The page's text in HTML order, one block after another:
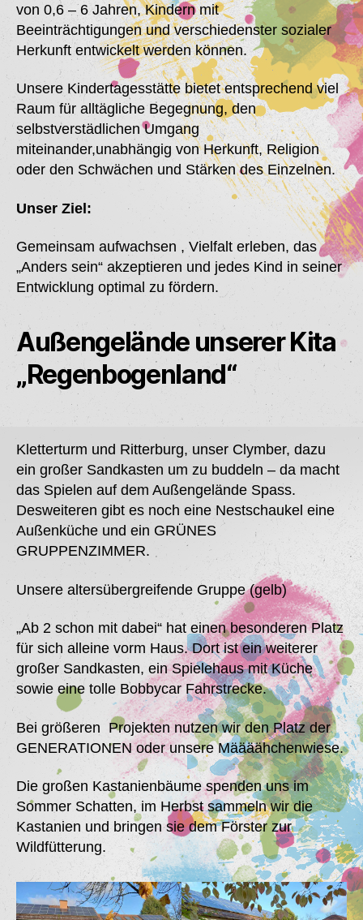
von 0,6 – 6 Jahren, Kindern mit
Beeinträchtigungen und verschiedenster sozialer
Herkunft entwickelt werden können.
Unsere Kindertagesstätte bietet entsprechend viel
Raum für alltägliche Begegnung, den
selbstverstädlichen Umgang
miteinander,unabhängig von Herkunft, Religion
oder den Schwächen und Stärken des Einzelnen.
Unser Ziel:
Gemeinsam aufwachsen , Vielfalt erleben, das
„Anders sein“ akzeptieren und jedes Kind in seiner
Entwicklung optimal zu fördern.
Außengelände unserer Kita
„Regenbogenland“
Kletterturm und Ritterburg, unser Clymber, dazu
ein großer Sandkasten um zu buddeln – da macht
das Spielen auf dem Außengelände Spass.
Desweiteren gibt es noch eine Nestschaukel eine
Außenküche und ein GRÜNES
GRUPPENZIMMER.
Unsere altersübergreifende Gruppe (gelb)
„Ab 2 schon mit dabei“ hat einen besonderen Platz
für sich alleine vorm Haus. Dort ist ein weiterer
großer Sandkasten, ein Spielehaus mit Küche
sowie eine tolle Bobbycar Fahrstrecke.
Bei größeren Projekten nutzen wir den Platz der
GENERATIONEN oder unsere Määäähchenwiese.
Die großen Kastanienbäume spenden uns im
Sommer Schatten, im Herbst sammeln wir die
Kastanien und bringen sie dem Förster zur
Wildfütterung.